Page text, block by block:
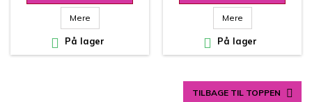
Mere
 På lager
Mere
 På lager
TILBAGE TIL TOPPEN 